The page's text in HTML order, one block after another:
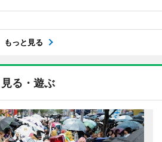
もっと見る
見る・遊ぶ